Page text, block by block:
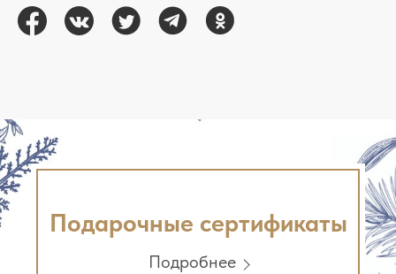
Подарочные сертификаты
Подробнее